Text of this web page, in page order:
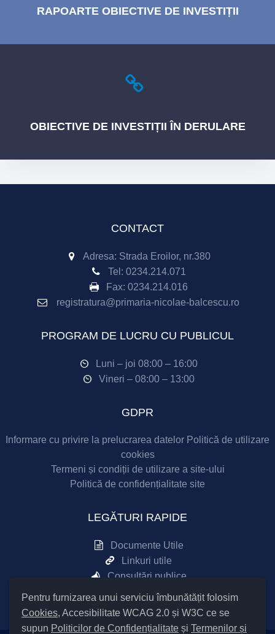
Pentru furnizarea unui serviciu îmbunătățit folosim
Cookies, Accesibilitate WCAG 2.0 și W3C ce se
supun Politicilor de Confidențialitate și Termenilor și
RAPOARTEOBIECTIVE DE INVESTIȚII
OBIECTIVEDE INVESTIȚII ÎN DERULARE
CONTACT
Adresa: Strada Eroilor, nr.380
Tel: 0234.214.071
Fax: 0234.214.016
registratura@primaria-nicolae-balcescu.ro
PROGRAM DE LUCRU CU PUBLICUL
Luni – joi 08:00 – 16:00
Vineri – 08:00 – 13:00
GDPR
Informare cu privire la prelucrarea datelor Politică de utilizare
cookies
Termeni și condiții de utilizare a site-ului
Politică de confidențialitate site
LEGĂTURI RAPIDE
Documente Utile
Linkuri utile
Consultări publice
Sesizări online